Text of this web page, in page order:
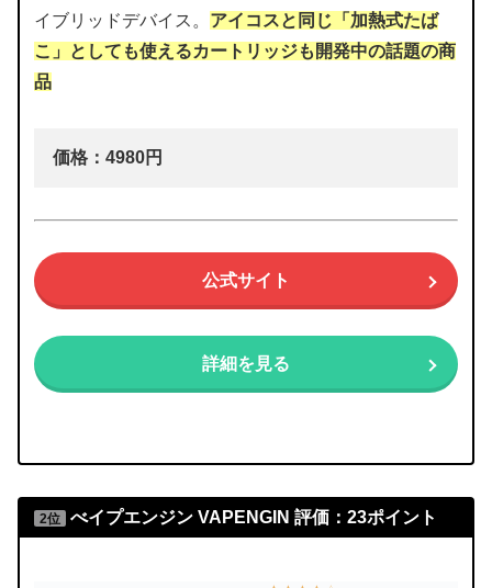
イブリッドデバイス。 アイコスと同じ「加熱式たば
こ」としても使えるカートリッジも開発中の話題の商
品
価格：4980円
公式サイト
詳細を見る
2位 べイプエンジン VAPENGIN 評価：23ポイント